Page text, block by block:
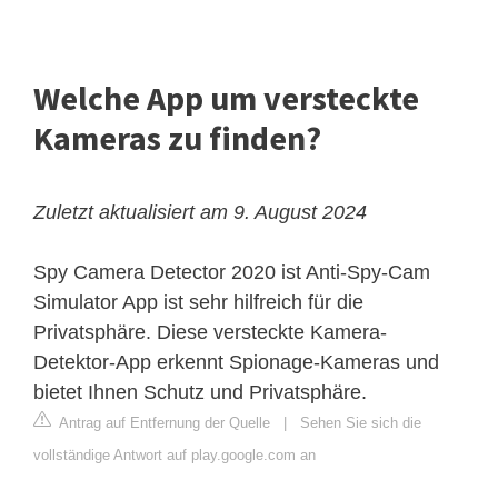
Welche App um versteckte
Kameras zu finden?
Zuletzt aktualisiert am 9. August 2024
Spy Camera Detector 2020 ist Anti-Spy-Cam
Simulator App ist sehr hilfreich für die
Privatsphäre. Diese versteckte Kamera-
Detektor-App erkennt Spionage-Kameras und
bietet Ihnen Schutz und Privatsphäre.
Antrag auf Entfernung der Quelle
Sehen Sie sich die
vollständige Antwort auf play.google.com an